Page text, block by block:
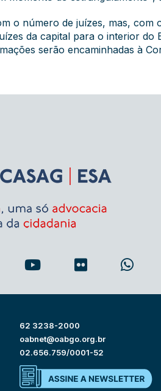
o número de juízes, mas, com
da capital para o interior do
serão encaminhadas à
62 3238-2000
oabnet@oabgo.org.br
02.656.759/0001-52